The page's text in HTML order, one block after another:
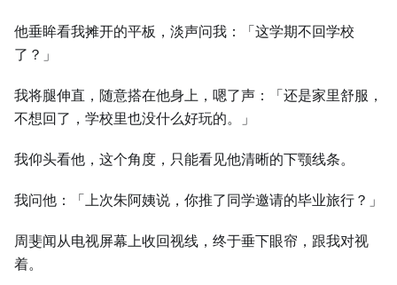
他垂眸看我摊开的平板，淡声问我：「这学期不回学校
了？」
我将腿伸直，随意搭在他身上，嗯了声：「还是家里舒服，
不想回了，学校里也没什么好玩的。」
我仰头看他，这个角度，只能看见他清晰的下颚线条。
我问他：「上次朱阿姨说，你推了同学邀请的毕业旅行？」
周斐闻从电视屏幕上收回视线，终于垂下眼帘，跟我对视
着。